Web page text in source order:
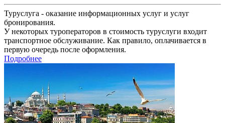
Туруслуга - оказание информационных услуг и услуг
бронирования.
У некоторых туроператоров в стоимость туруслуги входит
транспортное обслуживание. Как правило, оплачивается в
первую очередь после оформления.
Подробнее